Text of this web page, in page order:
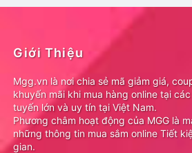
Giới Thiệu
Mgg.vn là nơi chia sẻ mã giảm giá,
khuyến mãi khi mua hàng online tại
tuyến lớn và uy tín tại Việt Nam.
Phương châm hoạt động của MGG là
những thông tin mua sắm online Tiết
gian.